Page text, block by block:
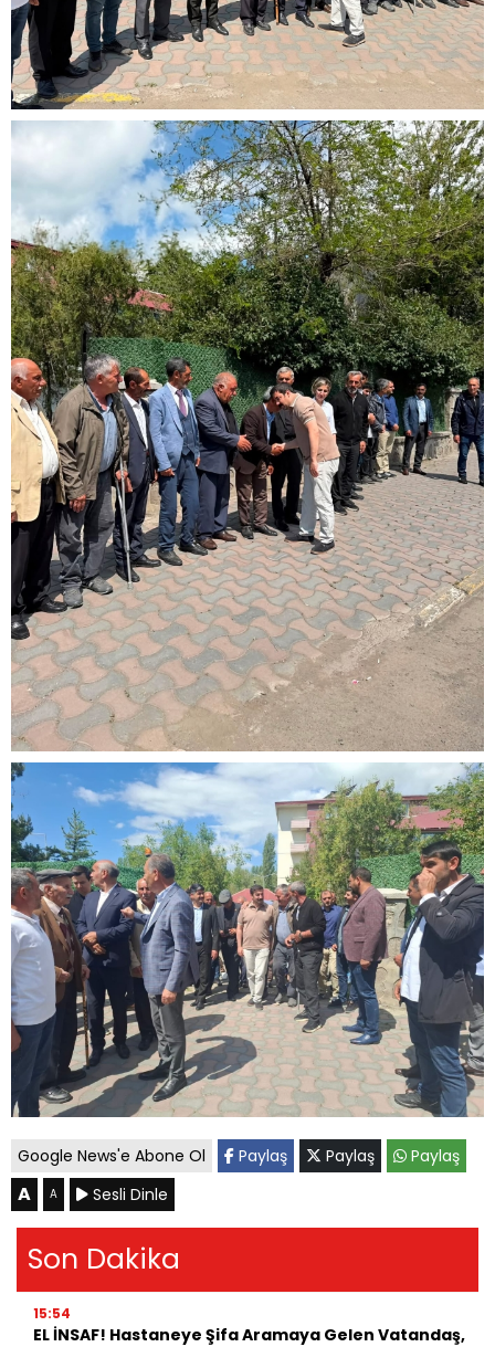
Google News'e Abone Ol Paylaş Paylaş Paylaş
A A Sesli Dinle
Son Dakika
15:54
EL İNSAF! Hastaneye Şifa Aramaya Gelen Vatandaş,